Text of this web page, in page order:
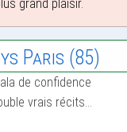
grand plaisir.
Paris (85)
de confidence
vrais récits…